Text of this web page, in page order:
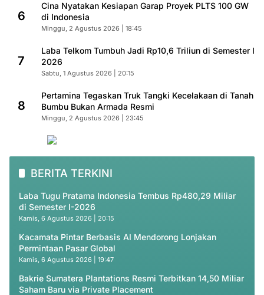
6
Cina Nyatakan Kesiapan Garap Proyek PLTS 100 GW
di Indonesia
Minggu, 2 Agustus 2026 | 18:45
7
Laba Telkom Tumbuh Jadi Rp10,6 Triliun di Semester I
2026
Sabtu, 1 Agustus 2026 | 20:15
8
Pertamina Tegaskan Truk Tangki Kecelakaan di Tanah
Bumbu Bukan Armada Resmi
Minggu, 2 Agustus 2026 | 23:45
BERITA TERKINI
Laba Tugu Pratama Indonesia Tembus Rp480,29 Miliar
di Semester I-2026
Kamis, 6 Agustus 2026 | 20:15
Kacamata Pintar Berbasis AI Mendorong Lonjakan
Permintaan Pasar Global
Kamis, 6 Agustus 2026 | 19:47
Bakrie Sumatera Plantations Resmi Terbitkan 14,50 Miliar
Saham Baru via Private Placement